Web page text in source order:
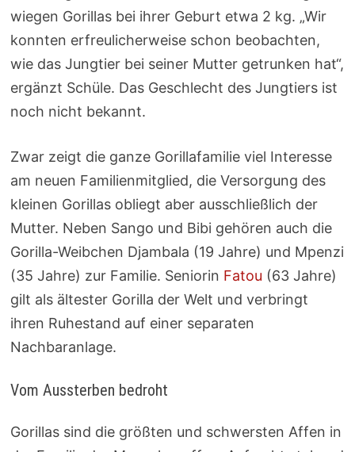
wiegen Gorillas bei ihrer Geburt etwa 2 kg. „Wir
konnten erfreulicherweise schon beobachten,
wie das Jungtier bei seiner Mutter getrunken hat“,
ergänzt Schüle. Das Geschlecht des Jungtiers ist
noch nicht bekannt.
Zwar zeigt die ganze Gorillafamilie viel Interesse
am neuen Familienmitglied, die Versorgung des
kleinen Gorillas obliegt aber ausschließlich der
Mutter. Neben Sango und Bibi gehören auch die
Gorilla-Weibchen Djambala (19 Jahre) und Mpenzi
(35 Jahre) zur Familie. Seniorin Fatou (63 Jahre)
gilt als ältester Gorilla der Welt und verbringt
ihren Ruhestand auf einer separaten
Nachbaranlage.
Vom Aussterben bedroht
Gorillas sind die größten und schwersten Affen in